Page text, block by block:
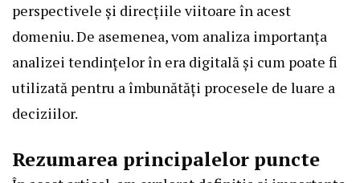
perspectivele și direcțiile viitoare în acest
domeniu. De asemenea, vom analiza importanța
analizei tendințelor în era digitală și cum poate fi
utilizată pentru a îmbunătăți procesele de luare a
deciziilor.
Rezumarea principalelor puncte